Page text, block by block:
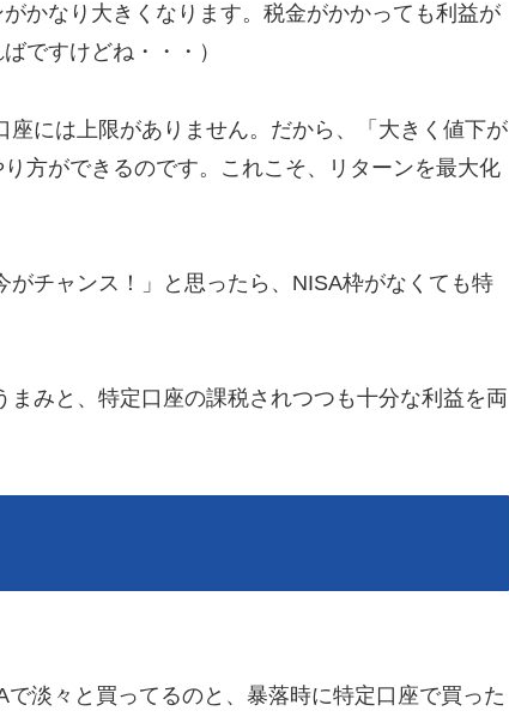
かなり大きくなります。税金がかかっても利益が
ですけどね・・・）
には上限がありません。だから、「大きく値下が
方ができるのです。これこそ、リターンを最大化
チャンス！」と思ったら、NISA枠がなくても特
みと、特定口座の課税されつつも十分な利益を両
淡々と買ってるのと、暴落時に特定口座で買った